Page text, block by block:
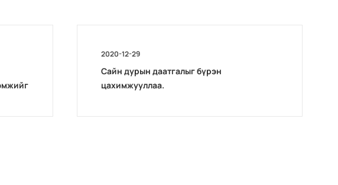
2020-12-29
Сайн дурын даатгалыг бүрэн
цахимжууллаа.